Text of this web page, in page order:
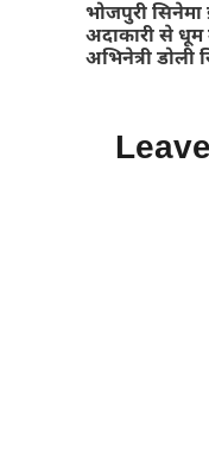
भोजपुरी सिनेमा
अदाकारी से
अभिनेत्री डोली